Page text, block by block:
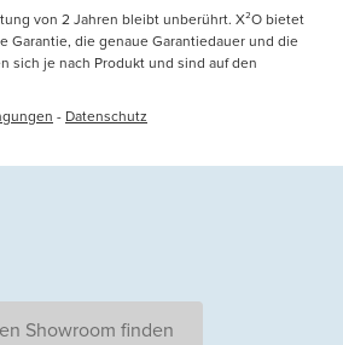
von 2 Jahren bleibt unberührt. X²O bietet
Garantie, die genaue Garantiedauer und die
sich je nach Produkt und sind auf den
- Datenschutz
Showroom finden